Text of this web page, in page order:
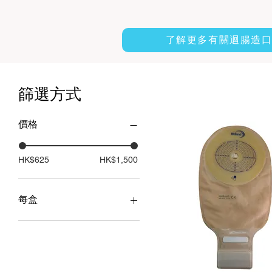
了解更多有關迴腸造口
篩選方式
價格
HK$625 HK$1,500
每盒
10個